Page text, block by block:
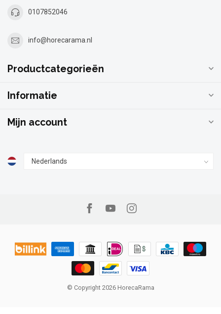
0107852046
info@horecarama.nl
Productcategorieën
Informatie
Mijn account
© Copyright 2026 HorecaRama